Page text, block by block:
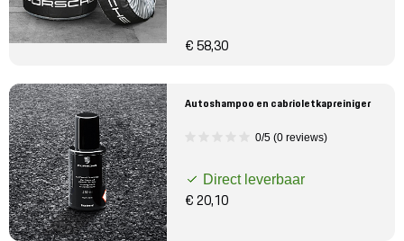
€ 58,30
Autoshampoo en cabrioletkapreiniger
0/5 (0 reviews)
Direct leverbaar
€ 20,10